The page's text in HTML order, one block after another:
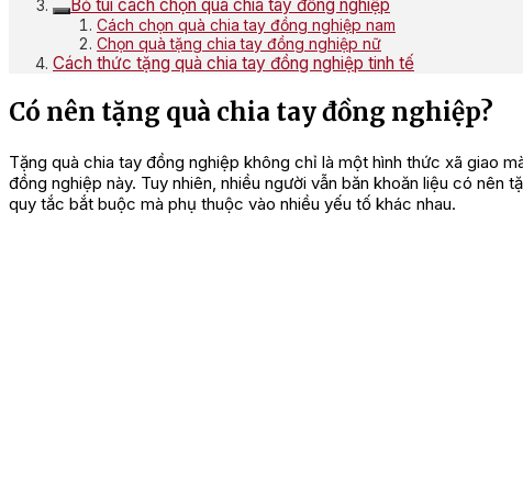
Bỏ túi cách chọn quà chia tay đồng nghiệp
Cách chọn quà chia tay đồng nghiệp nam
Chọn quà tặng chia tay đồng nghiệp nữ
Cách thức tặng quà chia tay đồng nghiệp tinh tế
Có nên tặng quà chia tay đồng nghiệp?
Tặng quà chia tay đồng nghiệp không chỉ là một hình thức xã giao
đồng nghiệp này. Tuy nhiên, nhiều người vẫn băn khoăn liệu có
quy tắc bắt buộc mà phụ thuộc vào nhiều yếu tố khác nhau.